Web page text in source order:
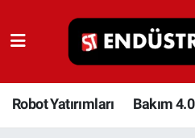
Robot Yatırımları Bakım 4.0
Robot Yatırımları
Bakım 4.0